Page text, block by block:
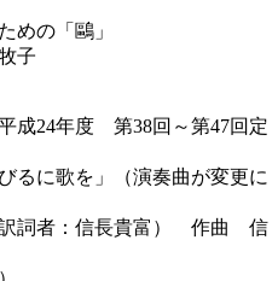
めの「鷗」
子
成24年度 第38回～第47回定
るに歌を」（演奏曲が変更に
詞者：信長貴富） 作曲 信